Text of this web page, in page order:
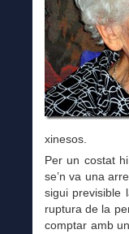
xinesos.
Per un costat
se’n va una
sigui previsible
ruptura de la
comptar amb